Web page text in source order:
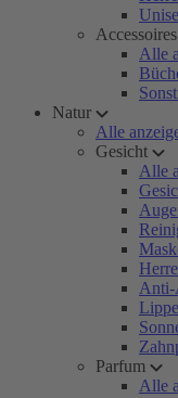
Accessoires
Alle
Natur
Alle
Gesicht
Alle
Anti-
Parfum
Alle